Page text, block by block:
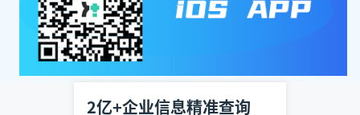
2亿+企业信息精准查询